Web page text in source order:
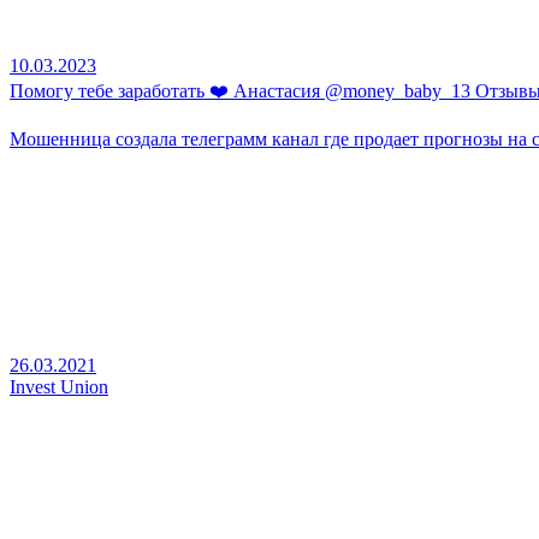
10.03.2023
Помогу тебе заработать ❤️ Анастасия @money_baby_13
Мошенница создала телеграмм канал где продает прогнозы
26.03.2021
Invest Union